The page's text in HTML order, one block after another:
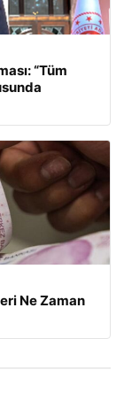
“Tüm
Ne Zaman